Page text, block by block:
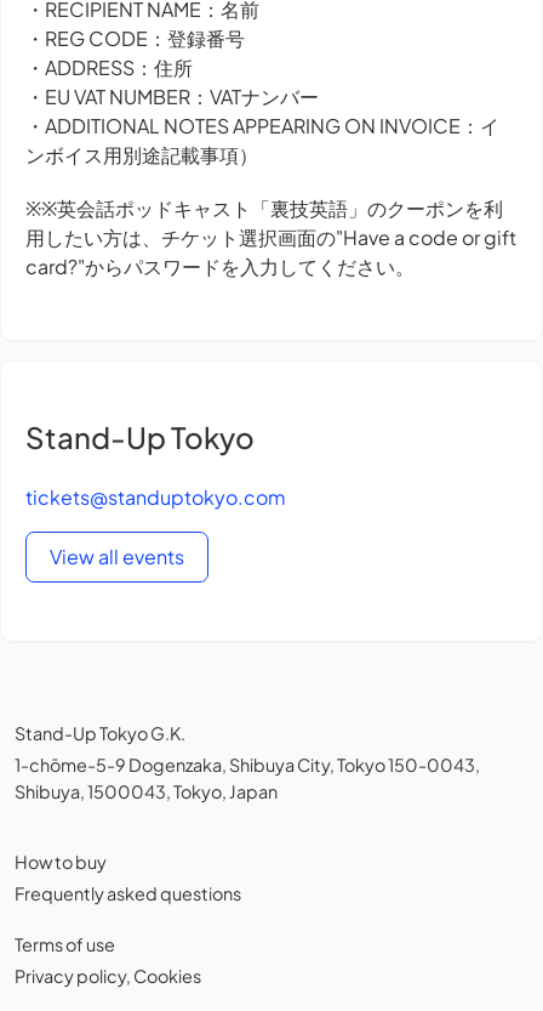
・RECIPIENT NAME：名前
・REG CODE：登録番号
・ADDRESS：住所
・EU VAT NUMBER：VATナンバー
・ADDITIONAL NOTES APPEARING ON INVOICE：イ
ンボイス用別途記載事項）
※※英会話ポッドキャスト「裏技英語」のクーポンを利
用したい方は、チケット選択画面の"Have a code or gift
card?"からパスワードを入力してください。
Stand-Up Tokyo
tickets@standuptokyo.com
View all events
Stand-Up Tokyo G.K.
1-chōme-5-9 Dogenzaka, Shibuya City, Tokyo 150-0043,
Shibuya, 1500043, Tokyo, Japan
How to buy
Frequently asked questions
Terms of use
Privacy policy, Cookies